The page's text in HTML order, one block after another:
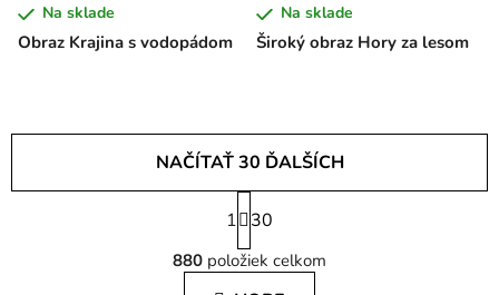
Obraz Krajina s vodopádom
Na sklade
Široký obraz Hory za lesom
Na sklade
O
v
NAČÍTAŤ 30 ĎALŠÍCH
S
t
r
á
1 30
880 položiek celkom